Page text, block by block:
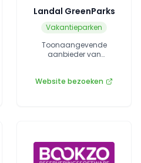
Landal GreenParks
Vakantieparken
Toonaangevende
aanbieder van
Website bezoeken